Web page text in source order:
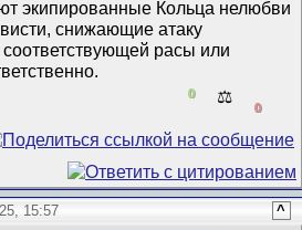
экипированные Кольца нелюбви
снижающие атаку
расы или
0 ⚖️
0
15:57 ^